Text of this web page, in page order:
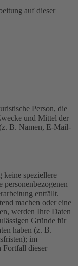
auf dieser
Person, die
und Mittel der
B. Namen, E-Mail-
keine speziellere
personenbezogenen
entfällt.
machen oder eine
werden Ihre Daten
Gründe für
haben (z. B.
im
Fortfall dieser